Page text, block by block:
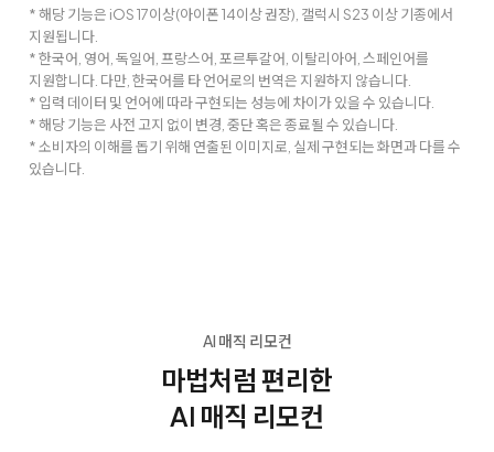
* 해당 기능은 iOS 17이상(아이폰 14이상 권장), 갤럭시 S23 이상 기종에서
지원됩니다.
* 한국어, 영어, 독일어, 프랑스어, 포르투갈어, 이탈리아어, 스페인어를
지원합니다. 다만, 한국어를 타 언어로의 번역은 지원하지 않습니다.
* 입력 데이터 및 언어에 따라 구현되는 성능에 차이가 있을 수 있습니다.
* 해당 기능은 사전 고지 없이 변경, 중단 혹은 종료될 수 있습니다.
* 소비자의 이해를 돕기 위해 연출된 이미지로, 실제 구현되는 화면과 다를 수
있습니다.
AI 매직 리모컨
마법처럼 편리한
AI 매직 리모컨